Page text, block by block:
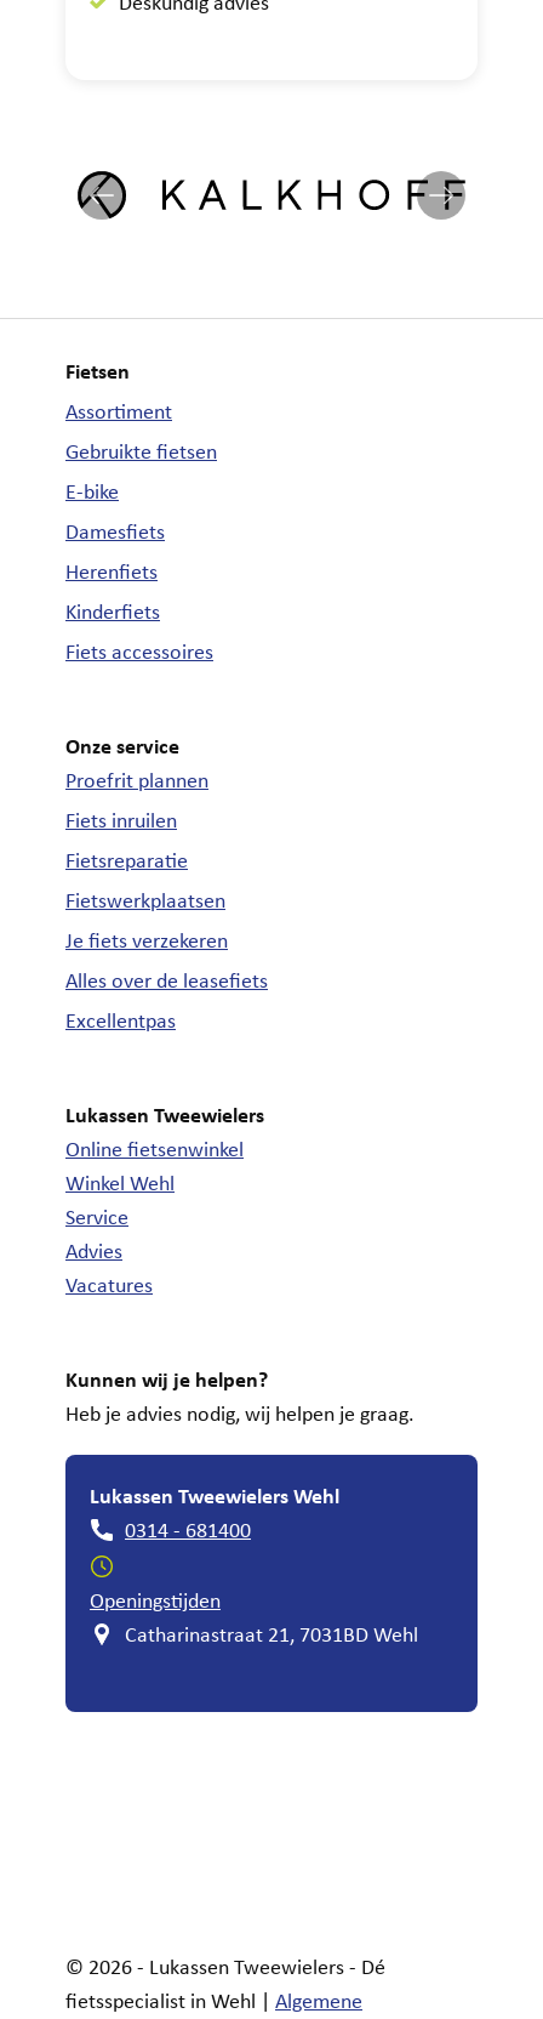
Fietsen
Assortiment
Gebruikte fietsen
E-bike
Damesfiets
Herenfiets
Kinderfiets
Fiets accessoires
Onze service
Proefrit plannen
Fiets inruilen
Fietsreparatie
Fietswerkplaatsen
Je fiets verzekeren
Alles over de leasefiets
Excellentpas
Lukassen Tweewielers
Online fietsenwinkel
Winkel Wehl
Service
Advies
Vacatures
Kunnen wij je helpen?
Heb je advies nodig, wij helpen je graag.
Lukassen Tweewielers Wehl
0314 - 681400
Openingstijden
Catharinastraat 21, 7031BD Wehl
© 2026 - Lukassen Tweewielers - Dé
fietsspecialist in Wehl | Algemene